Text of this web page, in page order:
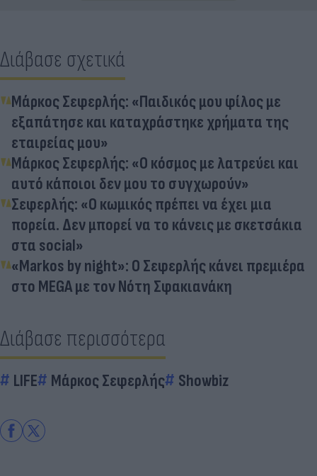
Διάβασε σχετικά
Μάρκος Σεφερλής: «Παιδικός μου φίλος με
εξαπάτησε και καταχράστηκε χρήματα της
εταιρείας μου»
Μάρκος Σεφερλής: «Ο κόσμος με λατρεύει και
αυτό κάποιοι δεν μου το συγχωρούν»
Σεφερλής: «Ο κωμικός πρέπει να έχει μια
πορεία. Δεν μπορεί να το κάνεις με σκετσάκια
στα social»
«Markos by night»: Ο Σεφερλής κάνει πρεμιέρα
στο MEGA με τον Νότη Σφακιανάκη
Διάβασε περισσότερα
LIFE Μάρκος Σεφερλής Showbiz